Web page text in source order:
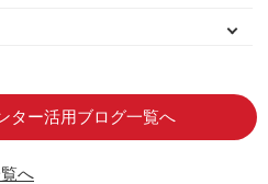
ター活用ブログ一覧へ
へ